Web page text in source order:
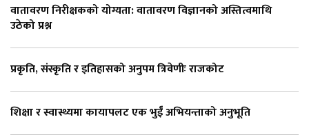
वातावरण निरीक्षकको योग्यता: वातावरण विज्ञानको अस्तित्वमाथि
उठेको प्रश्न
प्रकृति, संस्कृति र इतिहासको अनुपम त्रिवेणीः राजकोट
शिक्षा र स्वास्थ्यमा कायापलट एक भुईँ अभियन्ताको अनुभूति